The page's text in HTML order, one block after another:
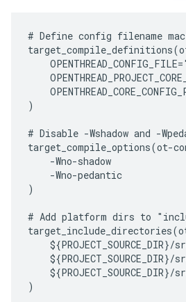
# Define config filename
)
# Disable -Wshadow and -
target_compile_options(ot-
    -Wno-shadow
    -Wno-pedantic
)
# Add platform dirs to
${PROJECT_SOURCE_DIR}/
${PROJECT_SOURCE_DIR}/
${PROJECT_SOURCE_DIR}/